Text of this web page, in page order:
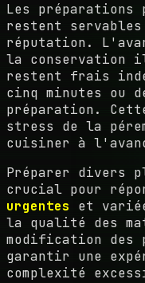
Les préparations
restent
réputation.
la
restent frais
cinq minutes ou
préparation.
stress de la
cuisiner à
Préparer divers
crucial pour
urgentes et
la qualité des
modification
garantir une
complexité